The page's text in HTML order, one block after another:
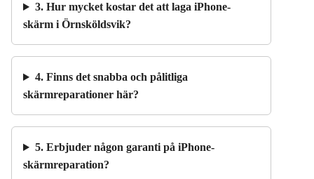
3. Hur mycket kostar det att laga iPhone-
skärm i Örnsköldsvik?
4. Finns det snabba och pålitliga
skärmreparationer här?
5. Erbjuder någon garanti på iPhone-
skärmreparation?